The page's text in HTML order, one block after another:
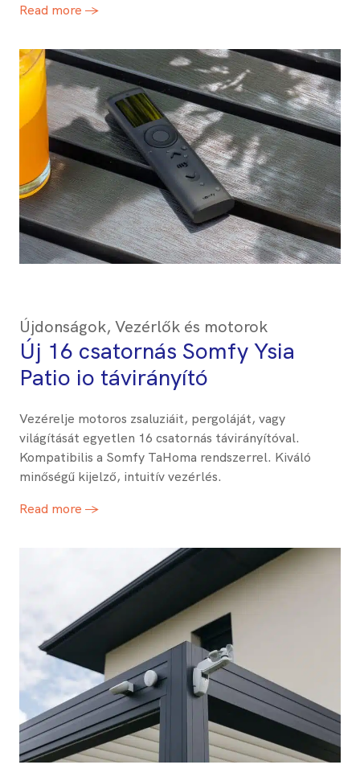
Read more →
Újdonságok, Vezérlők és motorok
Új 16 csatornás Somfy Ysia
Patio io távirányító
Vezérelje motoros zsaluziáit, pergoláját, vagy
világítását egyetlen 16 csatornás távirányítóval.
Kompatibilis a Somfy TaHoma rendszerrel. Kiváló
minőségű kijelző, intuitív vezérlés.
Read more →